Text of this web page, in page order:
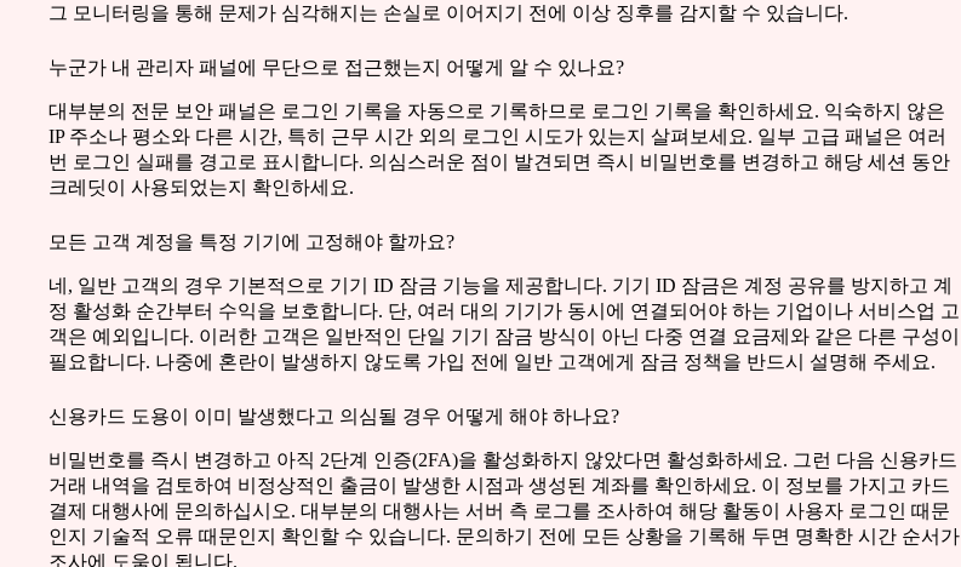
그 모니터링을 통해 문제가 심각해지는 손실로 이어지기 전에 이상 징후를 감지할 수 있습니다.
누군가 내 관리자 패널에 무단으로 접근했는지 어떻게 알 수 있나요?
대부분의 전문 보안 패널은 로그인 기록을 자동으로 기록하므로 로그인 기록을 확인하세요. 익숙하지 않은
IP 주소나 평소와 다른 시간, 특히 근무 시간 외의 로그인 시도가 있는지 살펴보세요. 일부 고급 패널은 여러
번 로그인 실패를 경고로 표시합니다. 의심스러운 점이 발견되면 즉시 비밀번호를 변경하고 해당 세션 동안
크레딧이 사용되었는지 확인하세요.
모든 고객 계정을 특정 기기에 고정해야 할까요?
네, 일반 고객의 경우 기본적으로 기기 ID 잠금 기능을 제공합니다. 기기 ID 잠금은 계정 공유를 방지하고 계
정 활성화 순간부터 수익을 보호합니다. 단, 여러 대의 기기가 동시에 연결되어야 하는 기업이나 서비스업 고
객은 예외입니다. 이러한 고객은 일반적인 단일 기기 잠금 방식이 아닌 다중 연결 요금제와 같은 다른 구성이
필요합니다. 나중에 혼란이 발생하지 않도록 가입 전에 일반 고객에게 잠금 정책을 반드시 설명해 주세요.
신용카드 도용이 이미 발생했다고 의심될 경우 어떻게 해야 하나요?
비밀번호를 즉시 변경하고 아직 2단계 인증(2FA)을 활성화하지 않았다면 활성화하세요. 그런 다음 신용카드
거래 내역을 검토하여 비정상적인 출금이 발생한 시점과 생성된 계좌를 확인하세요. 이 정보를 가지고 카드
결제 대행사에 문의하십시오. 대부분의 대행사는 서버 측 로그를 조사하여 해당 활동이 사용자 로그인 때문
인지 기술적 오류 때문인지 확인할 수 있습니다. 문의하기 전에 모든 상황을 기록해 두면 명확한 시간 순서가
조사에 도움이 됩니다.